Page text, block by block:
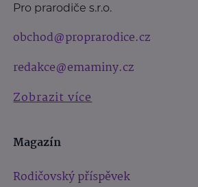
Pro prarodiče s.r.o.
obchod@proprarodice.cz
redakce@emaminy.cz
Zobrazit více
Magazín
Rodičovský příspěvek